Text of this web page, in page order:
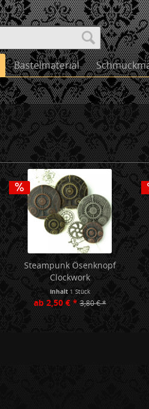
Bastelmaterial
Steampunk Ösenknopf
Clockwork
Inhalt 1 Stück
ab 2,50 € * 3,80 € *